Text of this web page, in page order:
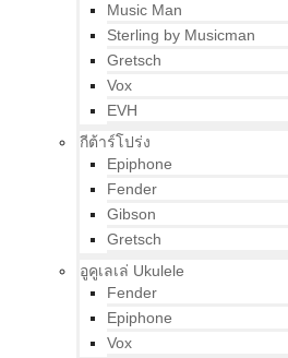
Music Man
Sterling by Musicman
Gretsch
Vox
EVH
กีต้าร์โปร่ง
Epiphone
Fender
Gibson
Gretsch
อูคูเลเล่ Ukulele
Fender
Epiphone
Vox